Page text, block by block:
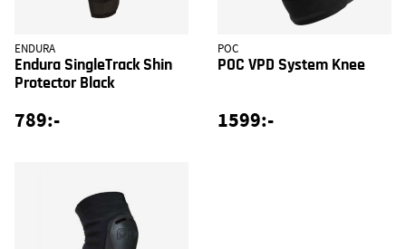
ENDURA
Endura SingleTrack Shin
Protector Black
789:-
POC
POC VPD System Knee
1599:-